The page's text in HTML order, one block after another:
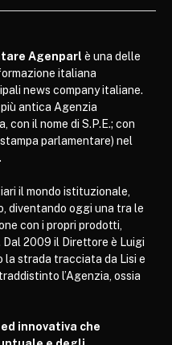
Agenparl è una delle
italiana
news company italiane.
antica Agenzia
il nome di S.P.E.; con
parlamentare) nel
il mondo istituzionale,
diventando oggi una tra le
con i propri prodotti,
Dal 2009 il Direttore è Luigi
la strada tracciata da Lisi e
l’Agenzia, ossia
innovativa che